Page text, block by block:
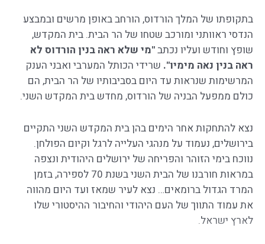
בתקופתו של המלך הורדוס, הורחב באופן מרשים ובמבצע
הנדסי ראוותני ומורכב שטחו של הר הבית. בית המקדש,
שופץ וחודש ועליו נכתב"מי שלא ראה בנין הורדוס לא
ראה בנין נאה מימיו".שרידי הכותל המערבי ואבני הענק
המרשימות שנראות עד היום בסביבותיו של הר הבית, הם
כולם ממפעל הבניה של הורדוס, מחדש בית המקדש השני.
נצא להתחקות אחר הימים בהן בית המקדש השני התקיים
בירושלים, נעמוד על מנהגי העלייה לרגל וקיום הפולחן.
נווכח בימי הזוהר והפריחה של ירושלים היהודית ונצפה
במראות חורבנו של הבית השני בשנת 70 לספירה, בזמן
המרד הגדול ברומאים… נצא לעיר שמאז ועד היום מהווה
את עמוד התווך של העם היהודי והחיבור ההיסטורי שלו
לארץ ישראל.